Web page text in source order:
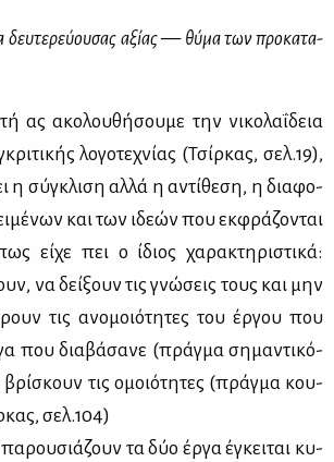
δευ­τε­ρεύ­ου­σας αξί­ας — θύ­μα των προ­κα­τα­
ας ακο­λου­θή­σου­με την νι­κο­λα­ΐ­δεια
λο­γο­τε­χνί­ας (Τσίρ­κας, σελ.19),
η σύ­γκλι­ση αλ­λά η αντί­θε­ση, η δια­φο­
και των ιδε­ών που εκ­φρά­ζο­νται
εί­χε πει ο ίδιος χα­ρα­κτη­ρι­στι­κά:
να δεί­ξουν τις γνώ­σεις τους και μην
τις ανο­μοιό­τη­τες του έρ­γου που
που δια­βά­σα­νε (πράγ­μα ση­μα­ντι­κό­
τις ομοιό­τη­τες (πράγ­μα κου­
σελ.104)
τα δύο έρ­γα έγκει­ται κυ­